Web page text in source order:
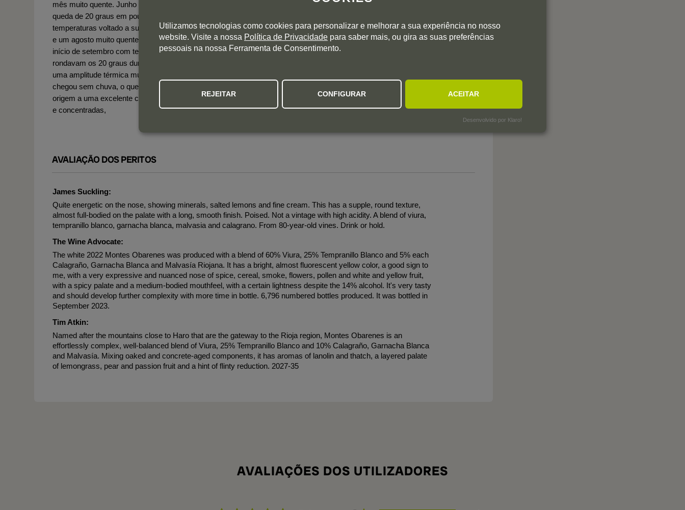
mês muito quente. Junho apresentou-se com uma
queda de 20 graus em poucos dias, tendo as
temperaturas voltado a subir posteriormente. Um julho
e um agosto muito quentes, sem precipitação, e um
início de setembro com temperaturas mínimas que
rondavam os 20 graus durante as noites, propiciaram
uma amplitude térmica muito limitada. A vindima
chegou sem chuva, o que facilitou a colheita, dando
origem a uma excelente colheita com uvas pequenas
e concentradas,
AVALIAÇÃO DOS PERITOS
James Suckling:
Quite energetic on the nose, showing minerals, salted lemons and fine cream. This has a supple, round texture,
almost full-bodied on the palate with a long, smooth finish. Poised. Not a vintage with high acidity. A blend of viura,
tempranillo blanco, garnacha blanca, malvasia and calagrano. From 80-year-old vines. Drink or hold.
The Wine Advocate:
The white 2022 Montes Obarenes was produced with a blend of 60% Viura, 25% Tempranillo Blanco and 5% each
Calagraño, Garnacha Blanca and Malvasía Riojana. It has a bright, almost fluorescent yellow color, a good sign to
me, with a very expressive and nuanced nose of spice, cereal, smoke, flowers, pollen and white and yellow fruit,
with a spicy palate and a medium-bodied mouthfeel, with a certain lightness despite the 14% alcohol. It's very tasty
and should develop further complexity with more time in bottle. 6,796 numbered bottles produced. It was bottled in
September 2023.
Tim Atkin:
Named after the mountains close to Haro that are the gateway to the Rioja region, Montes Obarenes is an
effortlessly complex, well-balanced blend of Viura, 25% Tempranillo Blanco and 10% Calagraño, Garnacha Blanca
and Malvasía. Mixing oaked and concrete-aged components, it has aromas of lanolin and thatch, a layered palate
of lemongrass, pear and passion fruit and a hint of flinty reduction. 2027-35
AVALIAÇÕES DOS UTILIZADORES
Utilizamos tecnologias como cookies para personalizar e melhorar a sua experiência no nosso
website. Visite a nossa Política de Privacidade para saber mais, ou gira as suas preferências
pessoais na nossa Ferramenta de Consentimento.
REJEITAR CONFIGURAR ACEITAR
Desenvolvido por Klaro!